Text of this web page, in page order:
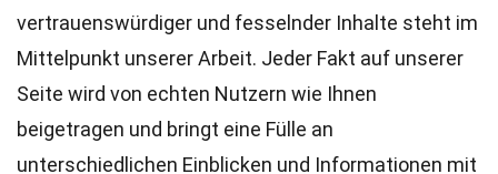
vertrauenswürdiger und fesselnder Inhalte steht im
Mittelpunkt unserer Arbeit. Jeder Fakt auf unserer
Seite wird von echten Nutzern wie Ihnen
beigetragen und bringt eine Fülle an
unterschiedlichen Einblicken und Informationen mit